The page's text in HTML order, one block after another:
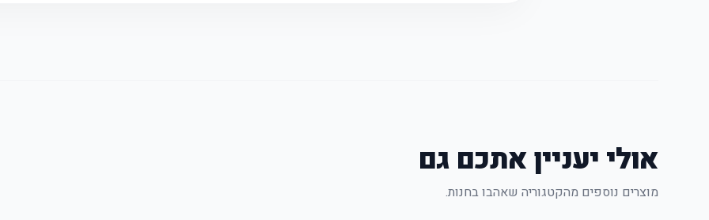
אולי יעניין אתכם גם
מוצרים נוספים מהקטגוריה שאהבו בחנות.